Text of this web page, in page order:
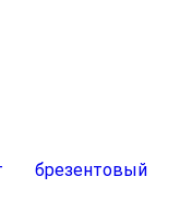
брезентовый